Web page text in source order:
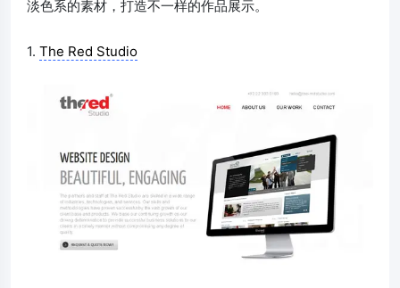
淡色系的素材，打造不一样的作品展示。
1. The Red Studio